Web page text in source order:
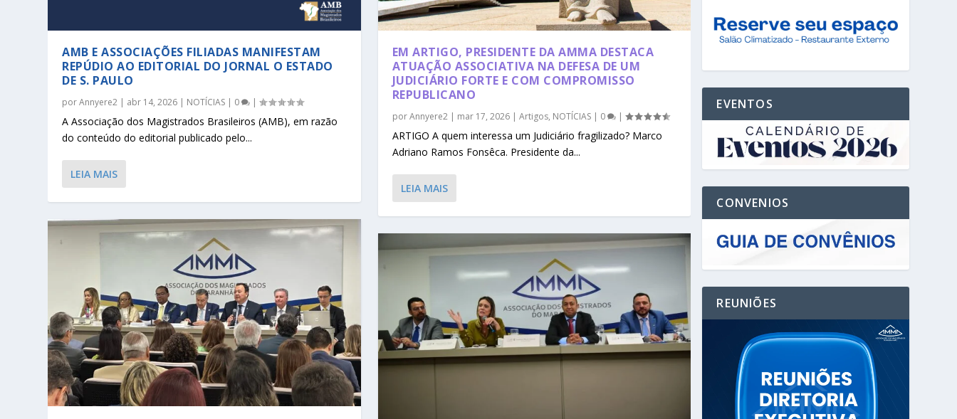
AMB E ASSOCIAÇÕES FILIADAS MANIFESTAM
REPÚDIO AO EDITORIAL DO JORNAL O ESTADO
DE S. PAULO
porAnnyere2 | abr 14, 2026 | NOTÍCIAS | 0 |
A Associação dos Magistrados Brasileiros (AMB), em razão
do conteúdo do editorial publicado pelo...
LEIA MAIS
EM ARTIGO, PRESIDENTE DA AMMA DESTACA
ATUAÇÃO ASSOCIATIVA NA DEFESA DE UM
JUDICIÁRIO FORTE E COM COMPROMISSO
REPUBLICANO
porAnnyere2| mar 17, 2026| Artigos, NOTÍCIAS| 0 |
ARTIGO A quem interessa um Judiciário fragilizado? Marco
Adriano Ramos Fonsêca. Presidente da...
LEIA MAIS
EVENTOS
CONVENIOS
REUNIÕES